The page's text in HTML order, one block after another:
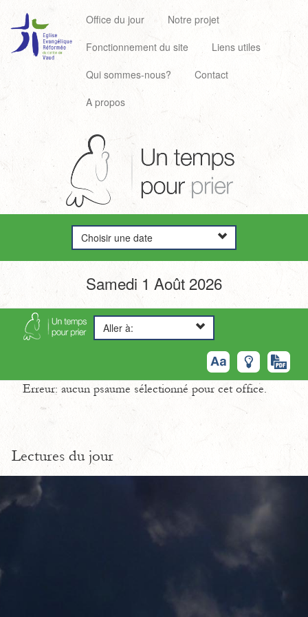
Office du jour
Notre projet
Fonctionnement du site
Liens utiles
Qui sommes-nous?
Contact
A propos
Choisir une date
Samedi 1 Août 2026
Aller à:
Erreur: aucun psaume sélectionné pour cet office.
Lectures du jour